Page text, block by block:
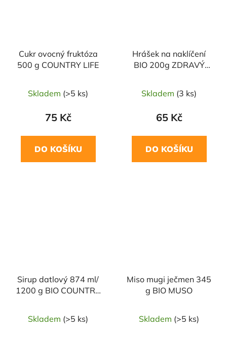
Cukr ovocný fruktóza
500 g COUNTRY LIFE
Skladem (>5 ks)
75 Kč
DO KOŠÍKU
Hrášek na naklíčení
BIO 200g ZDRAVÝ
Skladem (3 ks)
65 Kč
DO KOŠÍKU
Sirup datlový 874 ml/
1200 g BIO COUNTRY
Skladem (>5 ks)
Miso mugi ječmen 345
g BIO MUSO
Skladem (>5 ks)